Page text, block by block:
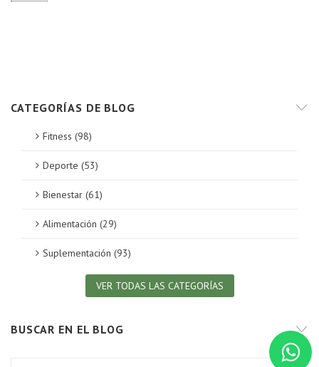
CATEGORÍAS DE BLOG
Fitness (98)
Deporte (53)
Bienestar (61)
Alimentación (29)
Suplementación (93)
VER TODAS LAS CATEGORÍAS
BUSCAR EN EL BLOG